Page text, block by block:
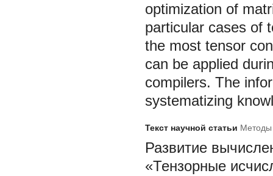
optimization of
particular cases of
the most tensor
can be applied
compilers. The
systematizing
Текст научной статьи Методы
Развитие
«Тензорные